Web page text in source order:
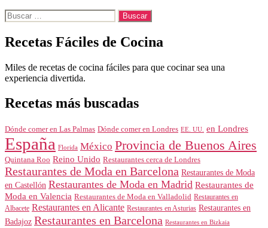
Buscar:
Recetas Fáciles de Cocina
Miles de recetas de cocina fáciles para que cocinar sea una
experiencia divertida.
Recetas más buscadas
Dónde comer en Las Palmas Dónde comer en Londres EE. UU. en Londres
España Florida México Provincia de Buenos Aires
Quintana Roo Reino Unido Restaurantes cerca de Londres
Restaurantes de Moda en Barcelona Restaurantes de Moda
en Castellón Restaurantes de Moda en Madrid Restaurantes de
Moda en Valencia Restaurantes de Moda en Valladolid Restaurantes en
Albacete Restaurantes en Alicante Restaurantes en Asturias Restaurantes en
Badajoz Restaurantes en Barcelona Restaurantes en Bizkaia